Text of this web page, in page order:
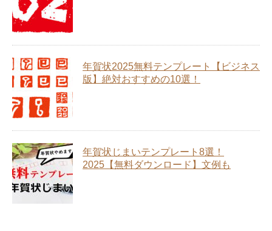
年賀状2025無料テンプレート【ビジネス
版】絶対おすすめの10選！
年賀状じまいテンプレート8選！
2025【無料ダウンロード】文例も